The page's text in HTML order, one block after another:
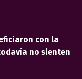
con la
no sienten